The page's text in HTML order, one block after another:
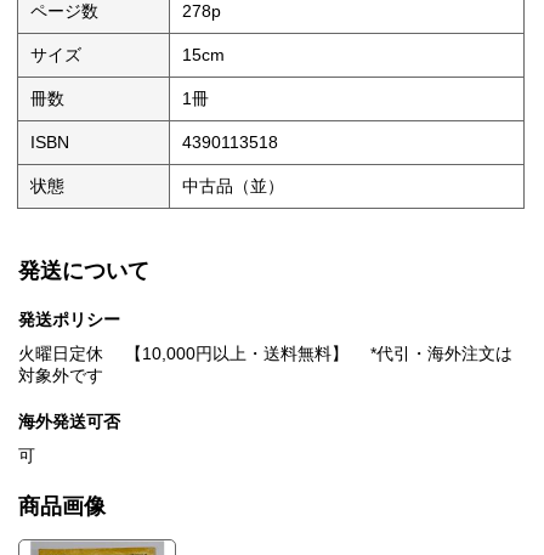
ページ数 278p
サイズ 15cm
冊数 1冊
ISBN 4390113518
状態 中古品（並）
発送について
発送ポリシー
火曜日定休 【10,000円以上・送料無料】 *代引・海外注文は
対象外です
海外発送可否
可
商品画像